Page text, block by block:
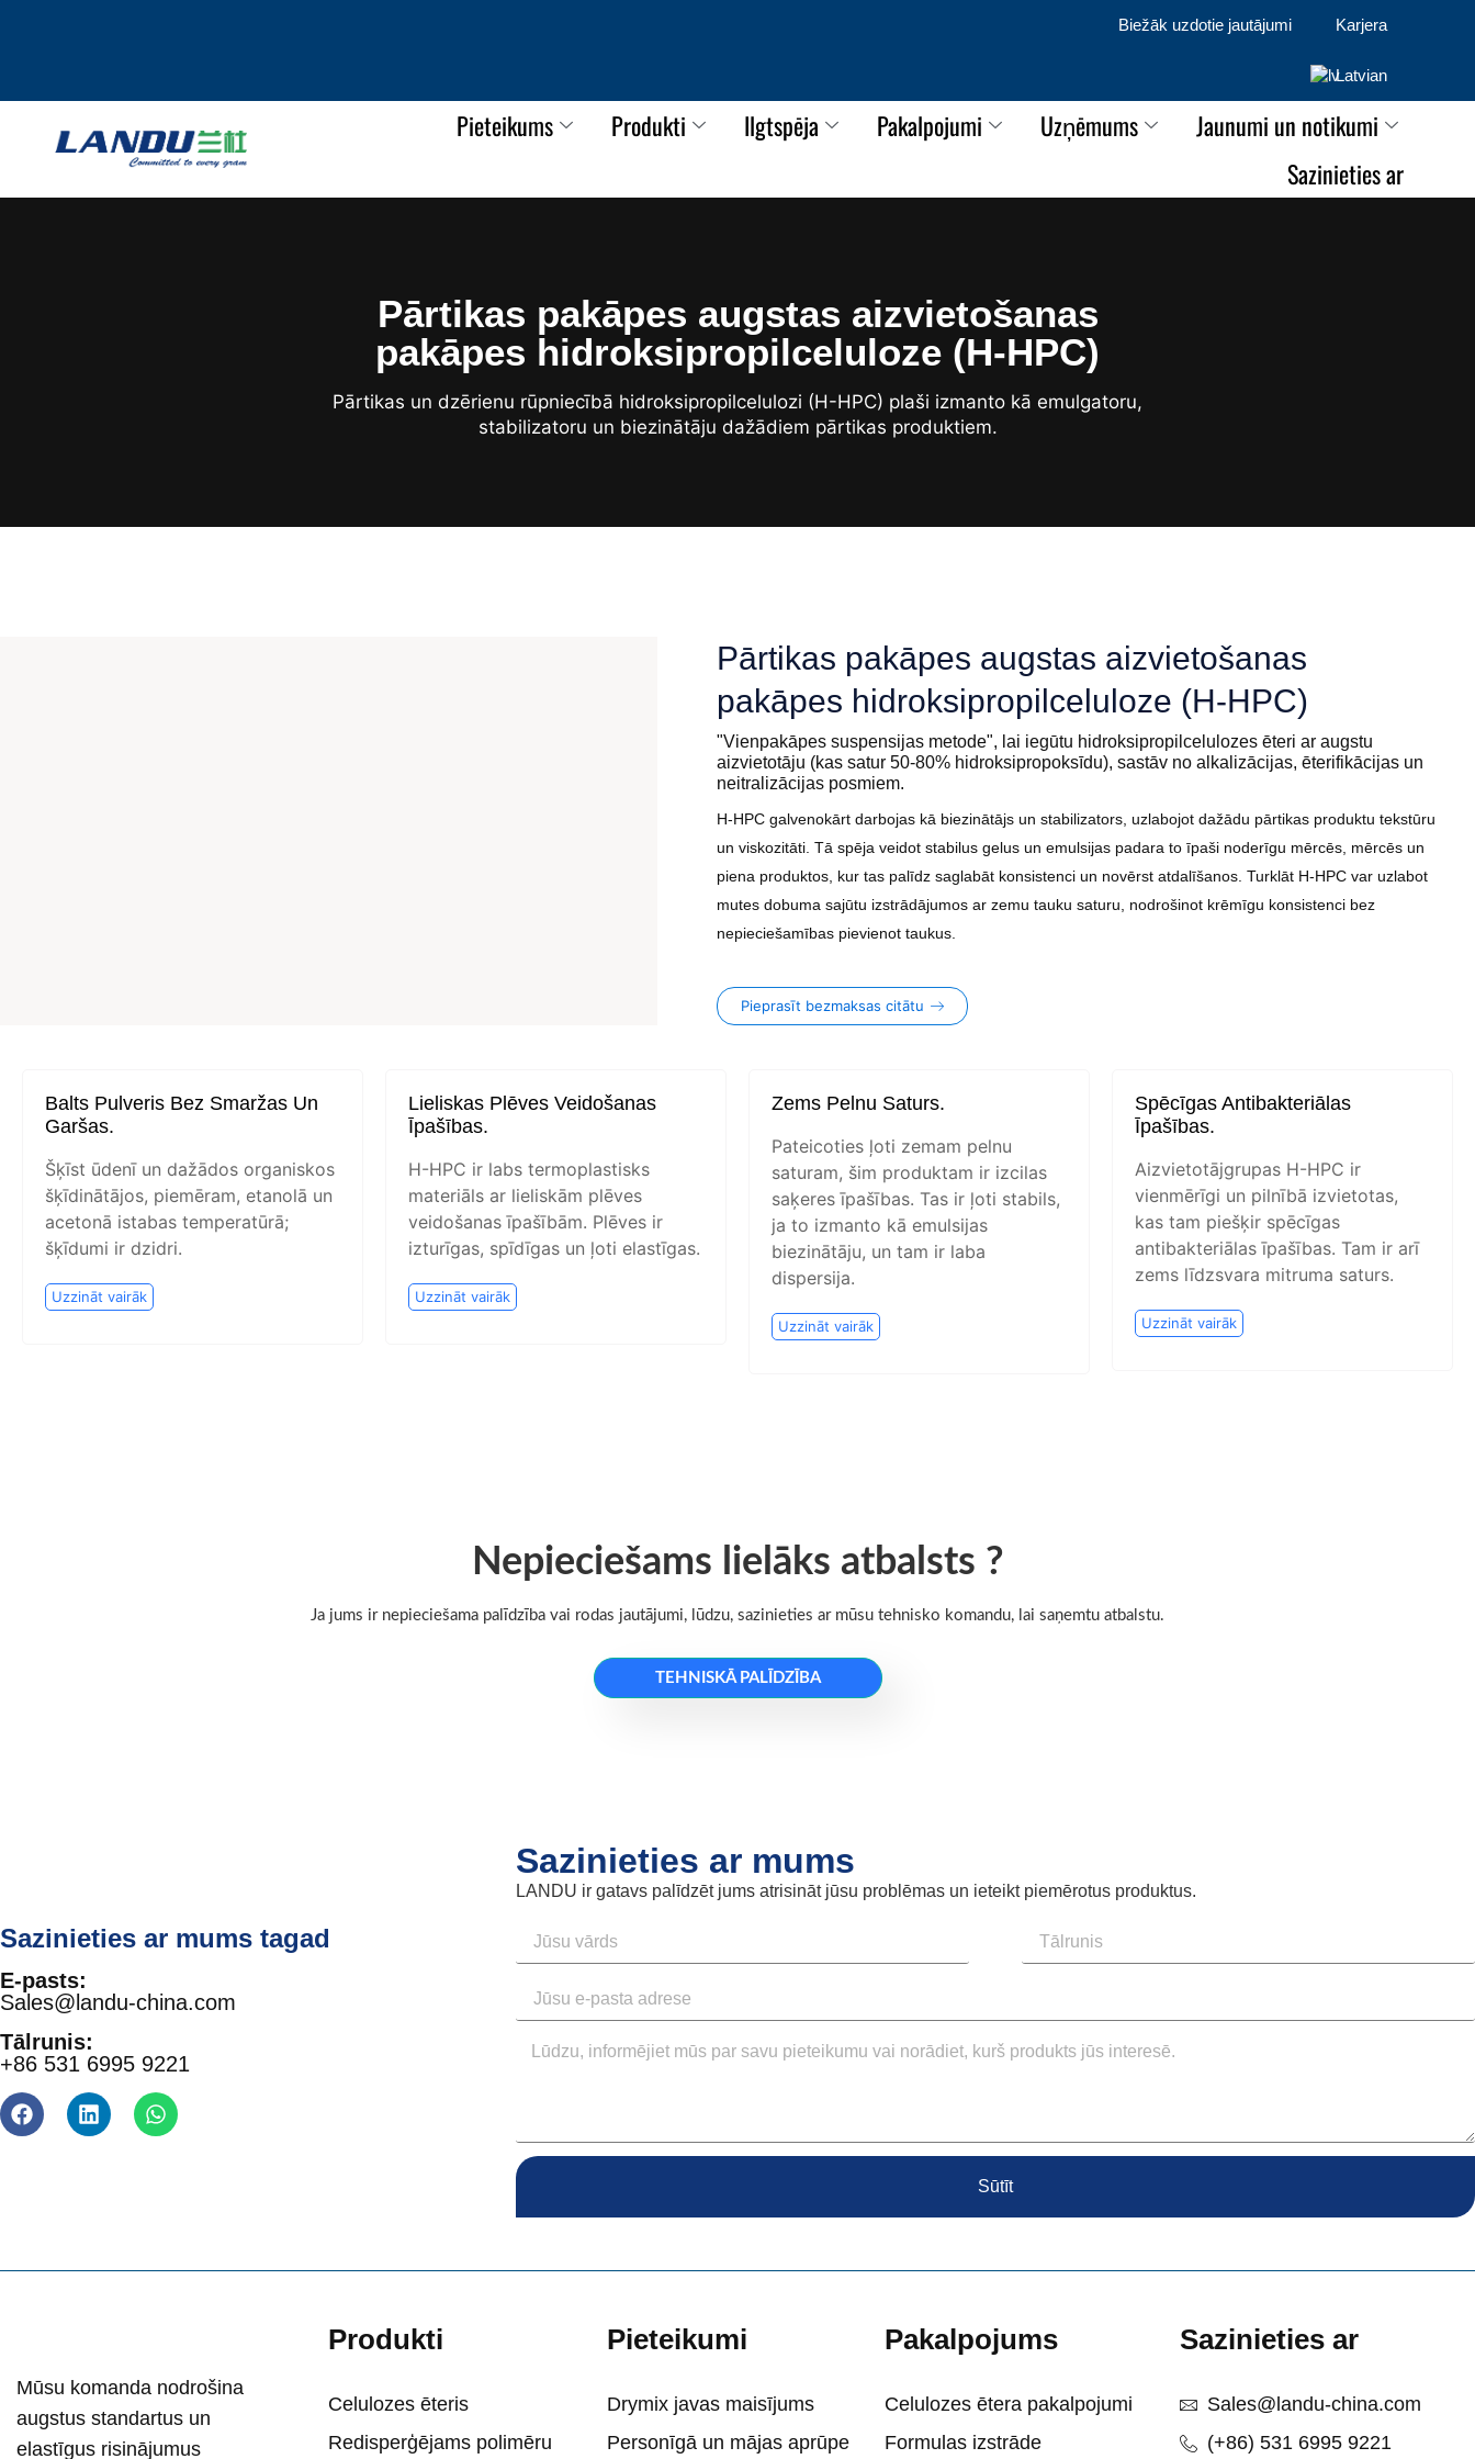
Biežāk uzdotie jautājumi Karjera
Latvian
Pieteikums Produkti Ilgtspēja Pakalpojumi Uzņēmums
Jaunumi un notikumi
Sazinieties ar
Pārtikas pakāpes augstas aizvietošanas
pakāpes hidroksipropilceluloze (H-HPC)
Pārtikas un dzērienu rūpniecībā hidroksipropilcelulozi (H-HPC) plaši izmanto kā emulgatoru,
stabilizatoru un biezinātāju dažādiem pārtikas produktiem.
Pārtikas pakāpes augstas aizvietošanas
pakāpes hidroksipropilceluloze (H-HPC)
"Vienpakāpes suspensijas metode", lai iegūtu hidroksipropilcelulozes ēteri ar augstu
aizvietotāju (kas satur 50-80% hidroksipropoksīdu), sastāv no alkalizācijas, ēterifikācijas un
neitralizācijas posmiem.
H-HPC galvenokārt darbojas kā biezinātājs un stabilizators, uzlabojot dažādu pārtikas produktu tekstūru
un viskozitāti. Tā spēja veidot stabilus gelus un emulsijas padara to īpaši noderīgu mērcēs, mērcēs un
piena produktos, kur tas palīdz saglabāt konsistenci un novērst atdalīšanos. Turklāt H-HPC var uzlabot
mutes dobuma sajūtu izstrādājumos ar zemu tauku saturu, nodrošinot krēmīgu konsistenci bez
nepieciešamības pievienot taukus.
Pieprasīt bezmaksas citātu
Balts Pulveris Bez Smaržas Un
Garšas.
Šķīst ūdenī un dažādos organiskos
šķīdinātājos, piemēram, etanolā un
acetonā istabas temperatūrā;
šķīdumi ir dzidri.
Uzzināt vairāk
Lieliskas Plēves Veidošanas
Īpašības.
H-HPC ir labs termoplastisks
materiāls ar lieliskām plēves
veidošanas īpašībām. Plēves ir
izturīgas, spīdīgas un ļoti elastīgas.
Uzzināt vairāk
Zems Pelnu Saturs.
Pateicoties ļoti zemam pelnu
saturam, šim produktam ir izcilas
saķeres īpašības. Tas ir ļoti stabils,
ja to izmanto kā emulsijas
biezinātāju, un tam ir laba
dispersija.
Uzzināt vairāk
Spēcīgas Antibakteriālas
Īpašības.
Aizvietotājgrupas H-HPC ir
vienmērīgi un pilnībā izvietotas,
kas tam piešķir spēcīgas
antibakteriālas īpašības. Tam ir arī
zems līdzsvara mitruma saturs.
Uzzināt vairāk
Nepieciešams lielāks atbalsts ?
Ja jums ir nepieciešama palīdzība vai rodas jautājumi, lūdzu, sazinieties ar mūsu tehnisko komandu, lai saņemtu atbalstu.
TEHNISKĀ PALĪDZĪBA
Sazinieties ar mums tagad
E-pasts:
Sales@landu-china.com
Tālrunis:
+86 531 6995 9221
Sazinieties ar mums
LANDU ir gatavs palīdzēt jums atrisināt jūsu problēmas un ieteikt piemērotus produktus.
Sūtīt
Mūsu komanda nodrošina
augstus standartus un
elastīgus risinājumus
Produkti
Celulozes ēteris
Redisperģējams polimēru
Pieteikumi
Drymix javas maisījums
Personīgā un mājas aprūpe
Pakalpojums
Celulozes ētera pakalpojumi
Formulas izstrāde
Sazinieties ar
Sales@landu-china.com
(+86) 531 6995 9221